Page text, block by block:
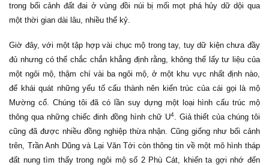
trong bối cảnh đất đai ở vùng đồi núi bị mối mọt phá hủy dữ dội qua
một thời gian dài lâu, nhiều thế kỷ.
Giờ đây, với một tập hợp vài chục mộ trong tay, tuy dữ kiện chưa đầy
đủ nhưng có thể chắc chắn khẳng định rằng, không thể lấy tư liệu của
một ngôi mộ, thậm chí vài ba ngôi mộ, ở một khu vực nhất định nào,
để khái quát những yếu tố cấu thành nên kiến trúc của cái gọi là mộ
Mường cổ. Chúng tôi đã có lần suy dựng một loại hình cấu trúc mộ
thông qua những chiếc đinh đồng hình chữ U4. Giả thiết của chúng tôi
cũng đã được nhiều đồng nghiệp thừa nhận. Cũng giống như bối cảnh
trên, Trần Anh Dũng và Lại Văn Tới còn thông tin về một mô hình tháp
đất nung tìm thấy trong ngôi mộ số 2 Phù Cát, khiến ta gợi nhớ đến